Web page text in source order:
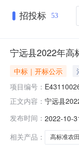
招投标 53
宁远县2022年高
中标｜开标公示
项目编号：
正文内容： 宁远县
通建设工
发布时间： 2022-10-
相关产品：
高标准农